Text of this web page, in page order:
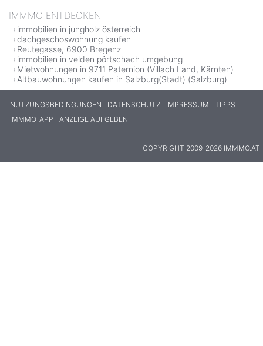
IMMMO ENTDECKEN
immobilien in jungholz österreich
dachgeschoswohnung kaufen
Reutegasse, 6900 Bregenz
immobilien in velden pörtschach umgebung
Mietwohnungen in 9711 Paternion (Villach Land, Kärnten)
Altbauwohnungen kaufen in Salzburg(Stadt) (Salzburg)
NUTZUNGSBEDINGUNGEN DATENSCHUTZ IMPRESSUM
TIPPS
IMMMO-APP
ANZEIGE AUFGEBEN
COPYRIGHT 2009-2026 IMMMO.AT